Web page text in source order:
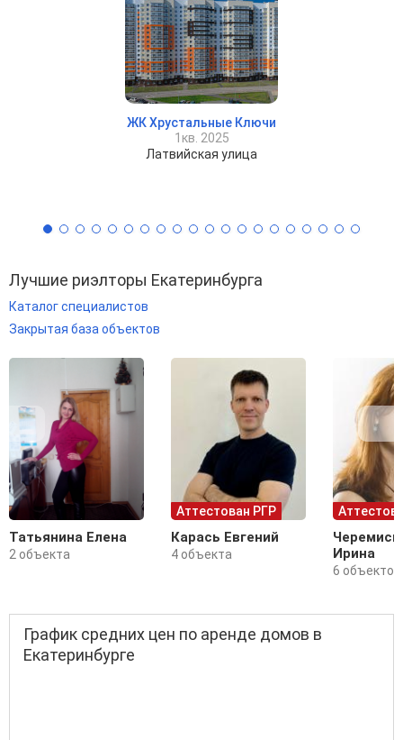
ЖК Хрустальные Ключи
1кв. 2025
Латвийская улица
Лучшие риэлторы Екатеринбурга
Каталог специалистов
Закрытая база объектов
Татьянина Елена
2 объекта
Аттестован РГР
Карась Евгений
4 объекта
Ирина
6 объектов
График средних цен по аренде домов в
Екатеринбурге